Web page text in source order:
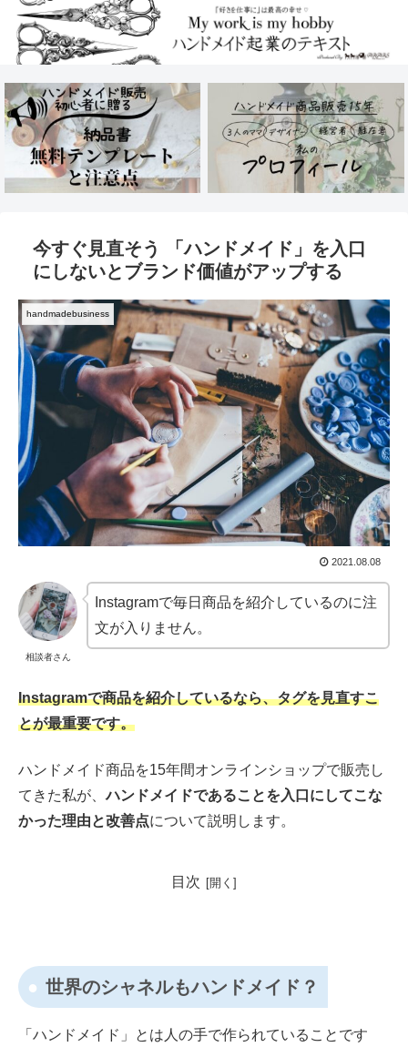
今すぐ見直そう 「ハンドメイド」を入口
にしないとブランド価値がアップする
handmadebusiness
2021.08.08
相談者さん
Instagramで毎日商品を紹介しているのに注
文が入りません。
Instagramで商品を紹介しているなら、タグを見直すこ
とが最重要です。
ハンドメイド商品を15年間オンラインショップで販売し
てきた私が、ハンドメイドであることを入口にしてこな
かった理由と改善点について説明します。
目次
世界のシャネルもハンドメイド？
「ハンドメイド」とは人の手で作られていることです